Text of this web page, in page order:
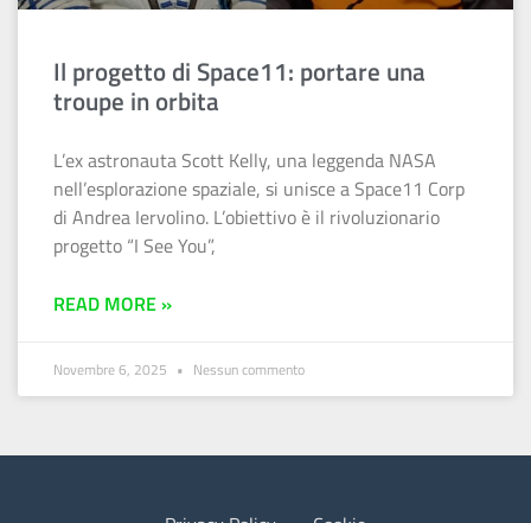
Il progetto di Space11: portare una
troupe in orbita
L’ex astronauta Scott Kelly, una leggenda NASA
nell’esplorazione spaziale, si unisce a Space11 Corp
di Andrea Iervolino. L’obiettivo è il rivoluzionario
progetto “I See You”,
READ MORE »
Novembre 6, 2025 Nessun commento